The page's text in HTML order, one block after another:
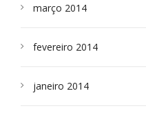
março 2014
fevereiro 2014
janeiro 2014